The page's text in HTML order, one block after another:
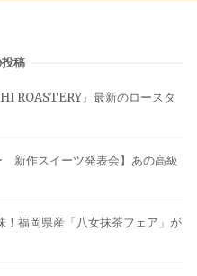
稿
ROASTERY』最新のロースタ
新作スイーツ発表会】あの高級
！福岡県産「八女抹茶フェア」が